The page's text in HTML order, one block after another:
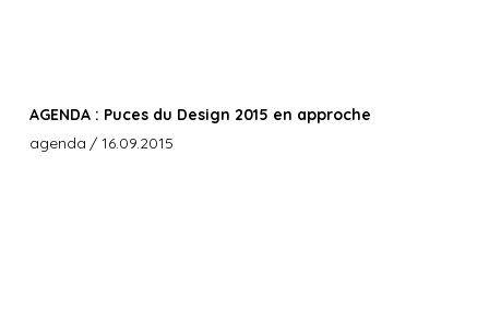
AGENDA : Puces du Design 2015 en approche
agenda / 16.09.2015